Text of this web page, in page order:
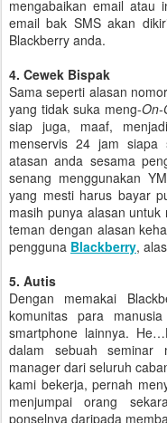
mengabaikan email atau
email bak SMS akan
Blackberry anda.
4. Cewek Bispak
Sama seperti alasan
yang tidak suka meng-On-
siap juga, maaf,
menservis 24 jam siapa
atasan anda sesama
senang menggunakan
yang mesti harus bayar
masih punya alasan
teman dengan alasan
pengguna Blackberry,
5. Autis
Dengan memakai
komunitas para manusia
smartphone lainnya.
dalam sebuah seminar
manager dari seluruh
kami bekerja, pernah
menjumpai orang
ponselnya daripada